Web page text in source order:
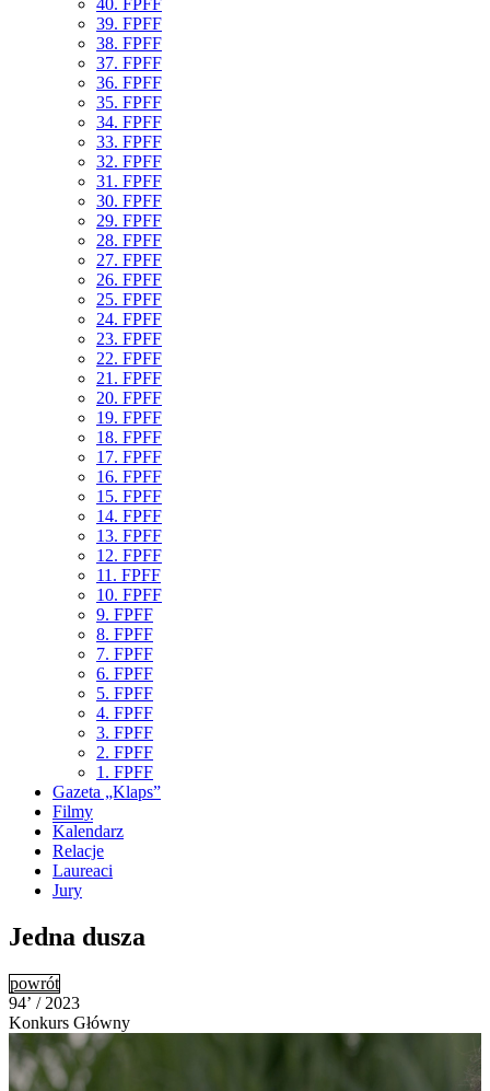
39. FPFF
38. FPFF
37. FPFF
36. FPFF
35. FPFF
34. FPFF
33. FPFF
32. FPFF
31. FPFF
30. FPFF
29. FPFF
28. FPFF
27. FPFF
26. FPFF
25. FPFF
24. FPFF
23. FPFF
22. FPFF
21. FPFF
20. FPFF
19. FPFF
18. FPFF
17. FPFF
16. FPFF
15. FPFF
14. FPFF
13. FPFF
12. FPFF
11. FPFF
10. FPFF
9. FPFF
8. FPFF
7. FPFF
6. FPFF
5. FPFF
4. FPFF
3. FPFF
2. FPFF
1. FPFF
Gazeta „Klaps”
Filmy
Kalendarz
Relacje
Laureaci
Jury
Jedna dusza
powrót
94’ / 2023
Konkurs Główny